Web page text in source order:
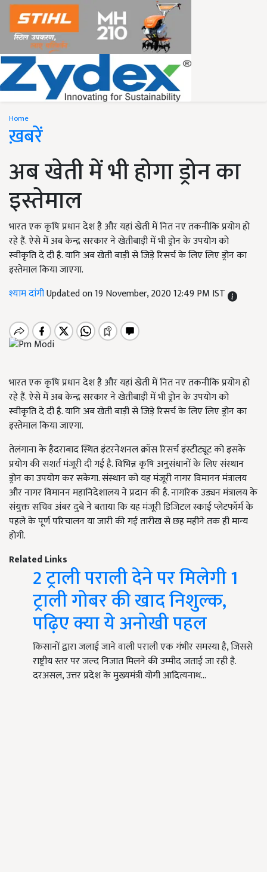
Home
ख़बरें
अब खेती में भी होगा ड्रोन का
इस्तेमाल
भारत एक कृषि प्रधान देश है और यहां खेती में नित नए तकनीकि प्रयोग हो
रहे हैं. ऐसे में अब केन्द्र सरकार ने खेतीबाड़ी में भी ड्रोन के उपयोग को
स्वीकृति दे दी है. यानि अब खेती बाड़ी से जिड़े रिसर्च के लिए लिए ड्रोन का
इस्तेमाल किया जाएगा.
श्याम दांगीUpdated on 19 November, 2020 12:49 PM IST
भारत एक कृषि प्रधान देश है और यहां खेती में नित नए तकनीकि प्रयोग हो
रहे हैं. ऐसे में अब केन्द्र सरकार ने खेतीबाड़ी में भी ड्रोन के उपयोग को
स्वीकृति दे दी है. यानि अब खेती बाड़ी से जिड़े रिसर्च के लिए लिए ड्रोन का
इस्तेमाल किया जाएगा.
तेलंगाना के हैदराबाद स्थित इंटरनेशनल क्रॉस रिसर्च इंस्टीट्यूट को इसके
प्रयोग की सशर्त मंजूरी दी गई है. विभिन्न कृषि अनुसंधानों के लिए संस्थान
ड्रोन का उपयोग कर सकेगा. संस्थान को यह मंजूरी नागर विमानन मंत्रालय
और नागर विमानन महानिदेशालय ने प्रदान की है. नागरिक उड्यन मंत्रालय के
संयुक्त सचिव अंबर दुबे ने बताया कि यह मंजूरी डिजिटल स्काई प्लेटफॉर्म के
पहले के पूर्ण परिचालन या जारी की गई तारीख से छह महीने तक ही मान्य
होगी.
Related Links
2 ट्राली पराली देने पर मिलेगी 1
ट्राली गोबर की खाद निशुल्क,
पढ़िए क्या ये अनोखी पहल
किसानों द्वारा जलाई जाने वाली पराली एक गंभीर समस्या है, जिससे
राष्ट्रीय स्तर पर जल्द निजात मिलने की उम्मीद जताई जा रही है.
दरअसल, उत्तर प्रदेश के मुख्यमंत्री योगी आदित्यनाथ…